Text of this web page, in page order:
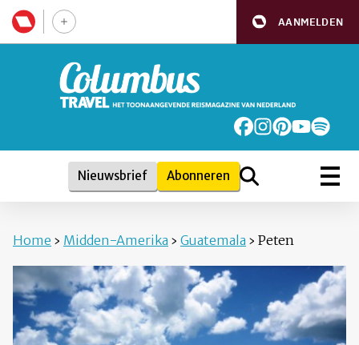
AANMELDEN
Nieuwsbrief Abonneren
Home › Midden-Amerika › Guatemala › Peten